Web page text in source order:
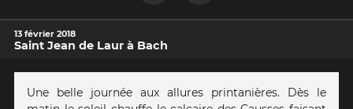
13 février 2018
Saint Jean de Laur à Bach
Une belle journée aux allures printanières. Dès le